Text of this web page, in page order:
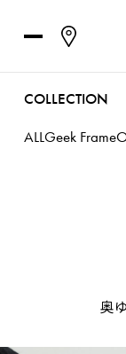
COLLECTION
ALLGeek Frame
奥